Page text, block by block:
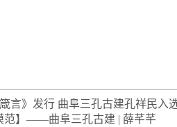
言》发行 曲阜三孔古建孔祥民入
范】——曲阜三孔古建 | 薛芊芊